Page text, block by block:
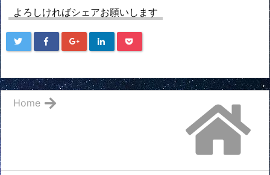
よろしければシェアお願いします
Home